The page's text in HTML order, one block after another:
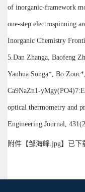
of inorganic-framework
one-step electrospinning
Inorganic Chemistry
5.Dan Zhanga, Baofeng
Yanhua Songa*, Bo
Ca9NaZn1-
optical thermometry and
Engineering Journal,
附件【邹海峰.jpg】已下